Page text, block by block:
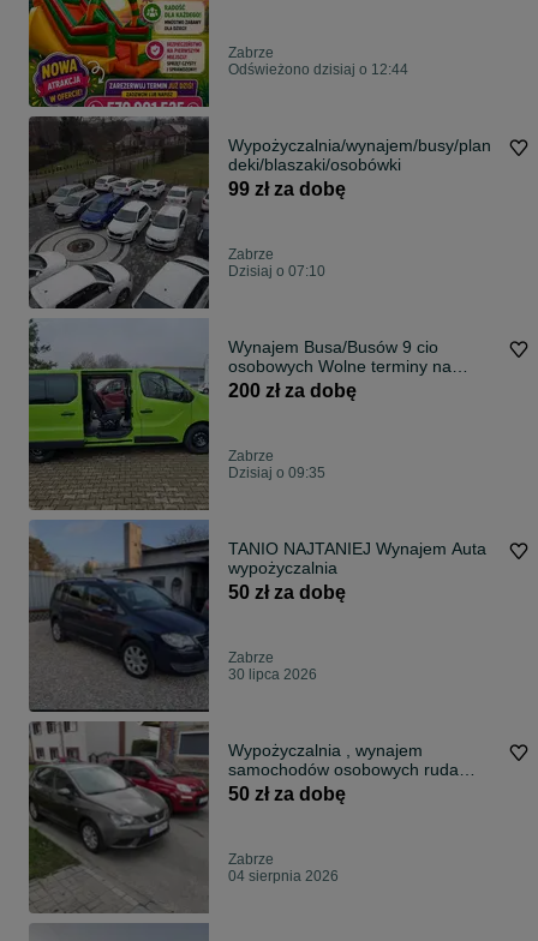
Zabrze
Odświeżono dzisiaj o 12:44
Wypożyczalnia/wynajem/busy/plan
deki/blaszaki/osobówki
99 zł za dobę
Zabrze
Dzisiaj o 07:10
Wynajem Busa/Busów 9 cio
osobowych Wolne terminy na
sierpień
200 zł za dobę
Zabrze
Dzisiaj o 09:35
TANIO NAJTANIEJ Wynajem Auta
wypożyczalnia
50 zł za dobę
Zabrze
30 lipca 2026
Wypożyczalnia , wynajem
samochodów osobowych ruda
śląska
50 zł za dobę
Zabrze
04 sierpnia 2026